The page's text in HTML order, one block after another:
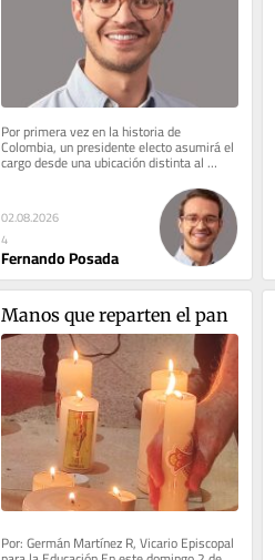
Por primera vez en la historia de
Colombia, un presidente electo asumirá el
cargo desde una ubicación distinta al
Congreso de la República. Luego...
02.08.2026
4
Fernando Posada
Manos que reparten el pan
Por: Germán Martínez R, Vicario Episcopal